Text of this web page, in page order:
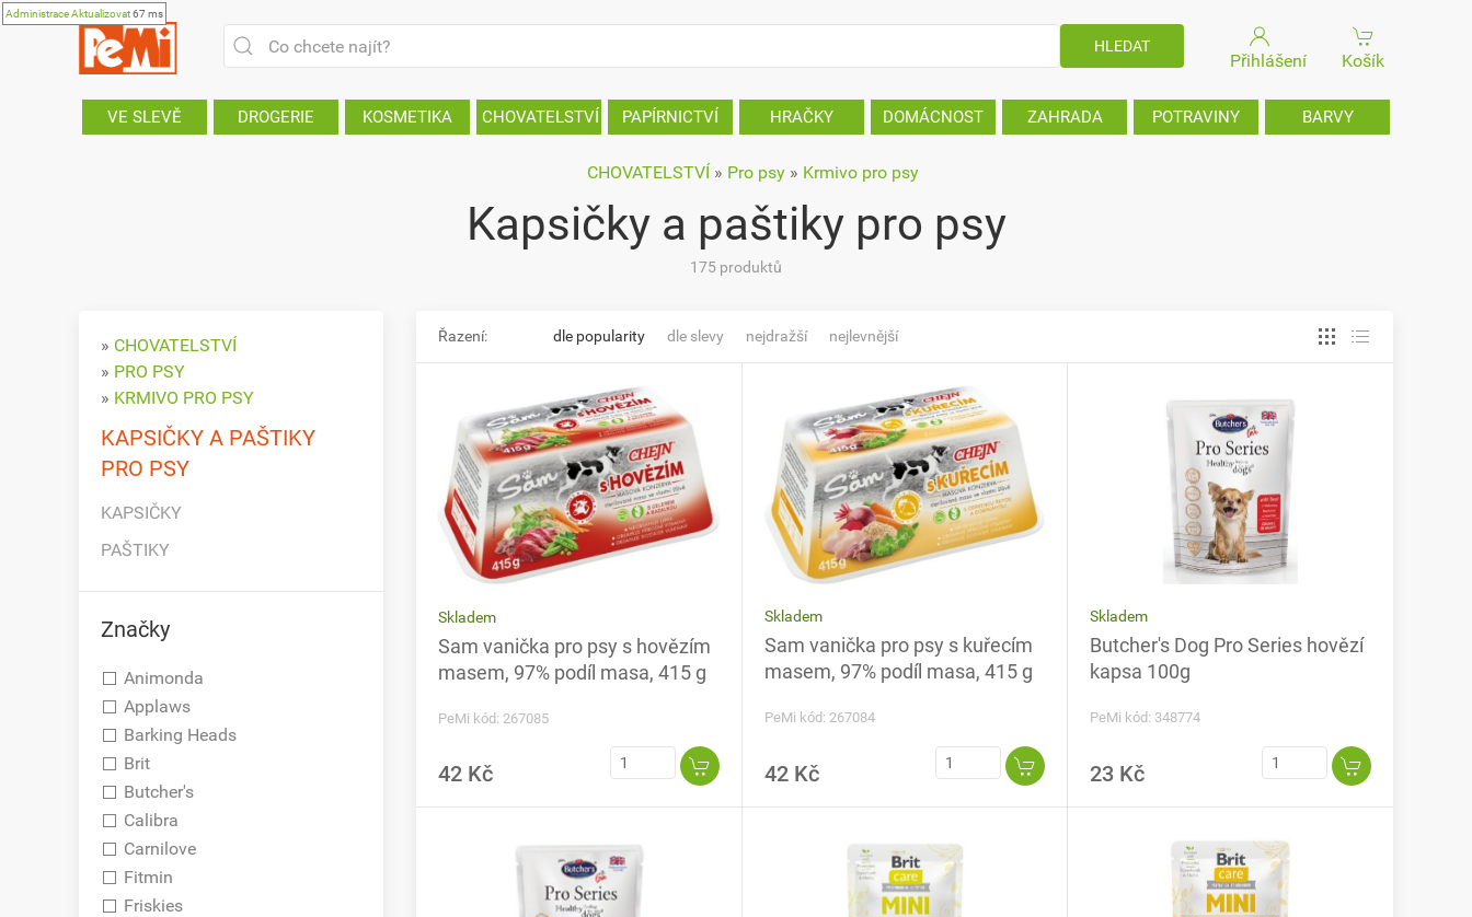
AdministraceAktualizovat67 ms
Přihlášení Košík
VE SLEVĚ DROGERIE KOSMETIKA CHOVATELSTVÍ PAPÍRNICTVÍ HRAČKY DOMÁCNOST ZAHRADA POTRAVINY BARVY
CHOVATELSTVÍ» Pro psy» Krmivo pro psy
Kapsičky a paštiky pro psy
175 produktů
» CHOVATELSTVÍ
» PRO PSY
» KRMIVO PRO PSY
KAPSIČKY A PAŠTIKY
PRO PSY
KAPSIČKY
PAŠTIKY
Značky
Animonda
Applaws
Barking Heads
Brit
Butcher's
Calibra
Carnilove
Fitmin
Friskies
Řazení: dle popularity dle slevy nejdražší nejlevnější
Skladem
Sam vanička pro psy s hovězím
masem, 97% podíl masa, 415 g
PeMi kód: 267085
42 Kč
Skladem
Sam vanička pro psy s kuřecím
masem, 97% podíl masa, 415 g
PeMi kód: 267084
42 Kč
Skladem
Butcher's Dog Pro Series hovězí
kapsa 100g
PeMi kód: 348774
23 Kč